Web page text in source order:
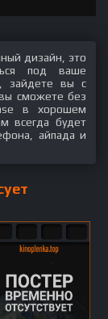
дизайн, это
под ваше
зайдете вы с
сможете без
в хорошем
всегда будет
айпада и